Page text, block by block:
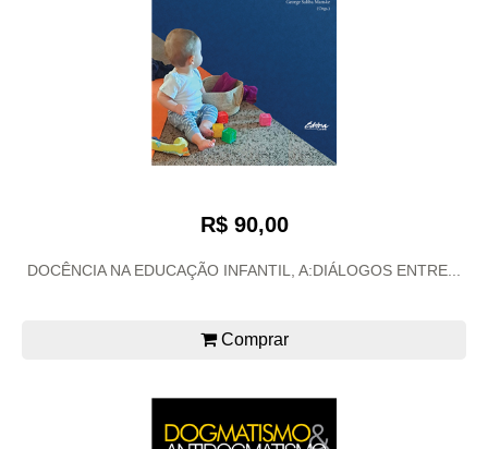
R$ 90,00
DOCÊNCIA NA EDUCAÇÃO INFANTIL, A:DIÁLOGOS ENTRE...
Comprar